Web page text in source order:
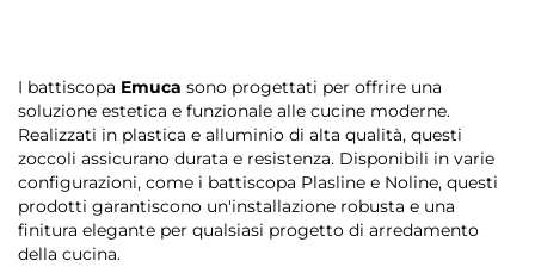
I battiscopa Emuca sono progettati per offrire una
soluzione estetica e funzionale alle cucine moderne.
Realizzati in plastica e alluminio di alta qualità, questi
zoccoli assicurano durata e resistenza. Disponibili in varie
configurazioni, come i battiscopa Plasline e Noline, questi
prodotti garantiscono un'installazione robusta e una
finitura elegante per qualsiasi progetto di arredamento
della cucina.